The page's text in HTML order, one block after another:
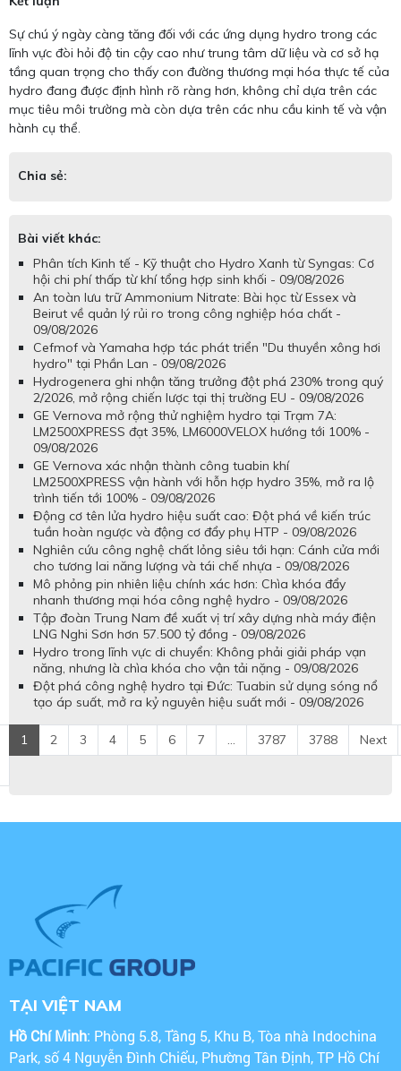
Sự chú ý ngày càng tăng đối với các ứng dụng hydro trong các
lĩnh vực đòi hỏi độ tin cậy cao như trung tâm dữ liệu và cơ sở hạ
tầng quan trọng cho thấy con đường thương mại hóa thực tế của
hydro đang được định hình rõ ràng hơn, không chỉ dựa trên các
mục tiêu môi trường mà còn dựa trên các nhu cầu kinh tế và vận
hành cụ thể.
Chia sẻ:
Bài viết khác:
Phân tích Kinh tế - Kỹ thuật cho Hydro Xanh từ Syngas: Cơ
hội chi phí thấp từ khí tổng hợp sinh khối - 09/08/2026
An toàn lưu trữ Ammonium Nitrate: Bài học từ Essex và
Beirut về quản lý rủi ro trong công nghiệp hóa chất -
09/08/2026
Cefmof và Yamaha hợp tác phát triển "Du thuyền xông hơi
hydro" tại Phần Lan - 09/08/2026
Hydrogenera ghi nhận tăng trưởng đột phá 230% trong quý
2/2026, mở rộng chiến lược tại thị trường EU - 09/08/2026
GE Vernova mở rộng thử nghiệm hydro tại Trạm 7A:
LM2500XPRESS đạt 35%, LM6000VELOX hướng tới 100% -
09/08/2026
GE Vernova xác nhận thành công tuabin khí
LM2500XPRESS vận hành với hỗn hợp hydro 35%, mở ra lộ
trình tiến tới 100% - 09/08/2026
Động cơ tên lửa hydro hiệu suất cao: Đột phá về kiến trúc
tuần hoàn ngược và động cơ đẩy phụ HTP - 09/08/2026
Nghiên cứu công nghệ chất lỏng siêu tới hạn: Cánh cửa mới
cho tương lai năng lượng và tái chế nhựa - 09/08/2026
Mô phỏng pin nhiên liệu chính xác hơn: Chìa khóa đẩy
nhanh thương mại hóa công nghệ hydro - 09/08/2026
Tập đoàn Trung Nam đề xuất vị trí xây dựng nhà máy điện
LNG Nghi Sơn hơn 57.500 tỷ đồng - 09/08/2026
Hydro trong lĩnh vực di chuyển: Không phải giải pháp vạn
năng, nhưng là chìa khóa cho vận tải nặng - 09/08/2026
Đột phá công nghệ hydro tại Đức: Tuabin sử dụng sóng nổ
tạo áp suất, mở ra kỷ nguyên hiệu suất mới - 09/08/2026
1 2 3 4 5 6 7 ... 3787 3788 Next
TẠI VIỆT NAM
Hồ Chí Minh: Phòng 5.8, Tầng 5, Khu B, Tòa nhà Indochina
Park, số 4 Nguyễn Đình Chiểu, Phường Tân Định, TP Hồ Chí